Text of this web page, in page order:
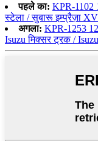
पहले का: KPR-1102
स्टेला / सुबारू इम्प्रैज़ा XV
अगला: KPR-1253
Isuzu मिक्सर ट्रक /